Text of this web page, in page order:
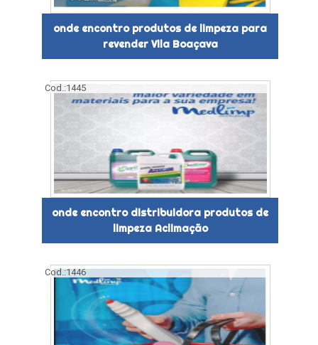
onde encontro produtos de limpeza para
revender Vila Boaçava
Cod.:1445
onde encontro distribuidora produtos de
limpeza Aclimação
Cod.:1446